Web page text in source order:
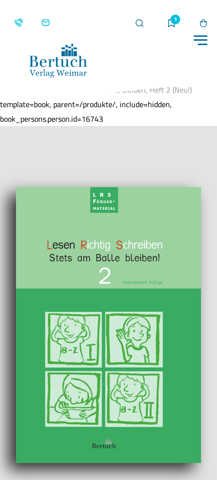
Merkliste
Home Produkte
am Balle bleiben, Heft 2 (Neu!)
template=book, parent=/produkte/, include=hidden,
book_persons.person.id=16743